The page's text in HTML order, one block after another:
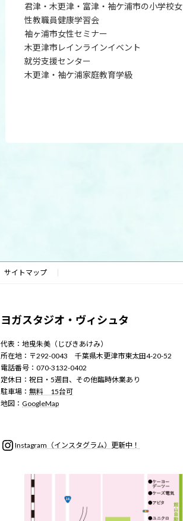
君津・木更津・富津・袖ケ浦市の小学校女
性教職員健康学習会
袖ヶ浦市女性セミナー
木更津市レインラインイベント
就労支援センター
木更津・袖ケ浦家庭教育学級
サイトマップ
ヨガスタジオ・ヴィシュタ
代表：地曵朱美（じびきあけみ）
所在地：〒292-0043 千葉県木更津市東太田4-20-52
電話番号：070-3132-0402
定休日：祝日・5週目、その他臨時休業あり
駐車場： 無料 15台可
地図： GoogleMap
Instagram
Instagram（インスタグラム）更新中！